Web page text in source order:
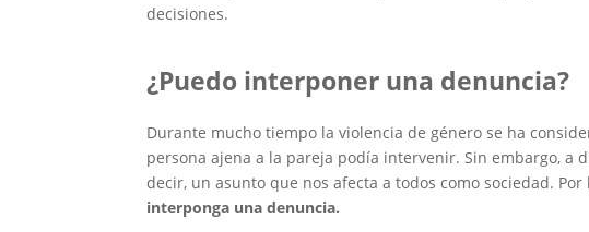
decisiones.
¿Puedo interponer una denuncia?
Durante mucho tiempo la violencia de género se ha
persona ajena a la pareja podía intervenir. Sin embargo, a
decir, un asunto que nos afecta a todos como sociedad.
interponga una denuncia.